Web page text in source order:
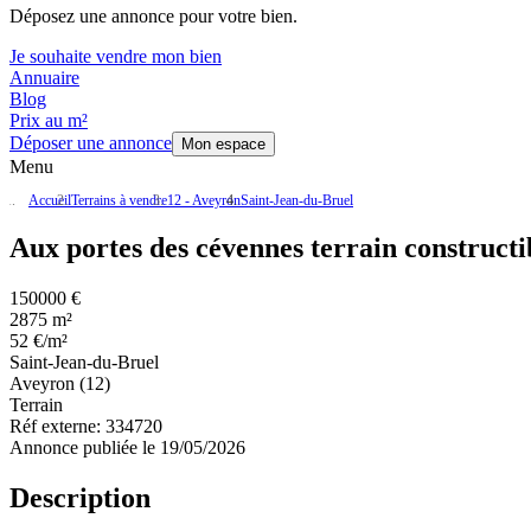
Déposez une annonce pour votre bien.
Je souhaite vendre mon bien
Annuaire
Blog
Prix au m²
Déposer une annonce
Mon espace
Menu
AccueilTerrains à vendre12 - AveyronSaint-Jean-du-Bruel
Aux portes des cévennes terrain
150000 €
2875 m²
52 €/m²
Saint-Jean-du-Bruel
Aveyron (12)
Terrain
Réf externe: 334720
Annonce publiée le 19/05/2026
Description